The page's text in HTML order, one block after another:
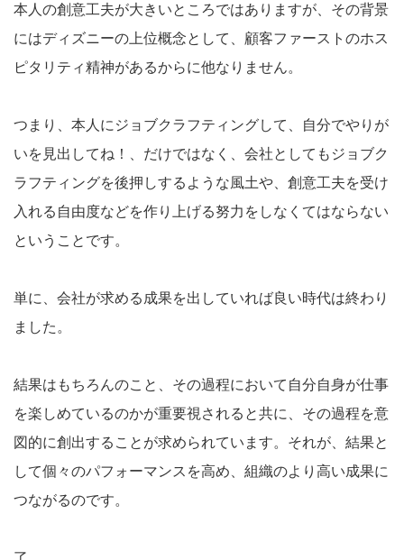
本人の創意工夫が大きいところではありますが、その背景
にはディズニーの上位概念として、顧客ファーストのホス
ピタリティ精神があるからに他なりません。
つまり、本人にジョブクラフティングして、自分でやりが
いを見出してね！、だけではなく、会社としてもジョブク
ラフティングを後押しするような風土や、創意工夫を受け
入れる自由度などを作り上げる努力をしなくてはならない
ということです。
単に、会社が求める成果を出していれば良い時代は終わり
ました。
結果はもちろんのこと、その過程において自分自身が仕事
を楽しめているのかが重要視されると共に、その過程を意
図的に創出することが求められています。それが、結果と
して個々のパフォーマンスを高め、組織のより高い成果に
つながるのです。